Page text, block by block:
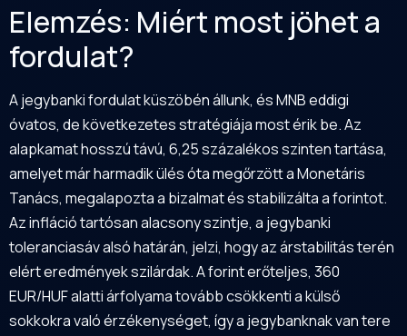
Elemzés: Miért most jöhet a
fordulat?
A jegybanki fordulat küszöbén állunk, és MNB eddigi
óvatos, de következetes stratégiája most érik be. Az
alapkamat hosszú távú, 6,25 százalékos szinten tartása,
amelyet már harmadik ülés óta megőrzött a Monetáris
Tanács, megalapozta a bizalmat és stabilizálta a forintot.
Az infláció tartósan alacsony szintje, a jegybanki
toleranciasáv alsó határán, jelzi, hogy az árstabilitás terén
elért eredmények szilárdak. A forint erőteljes, 360
EUR/HUF alatti árfolyama tovább csökkenti a külső
sokkokra való érzékenységet, így a jegybanknak van tere